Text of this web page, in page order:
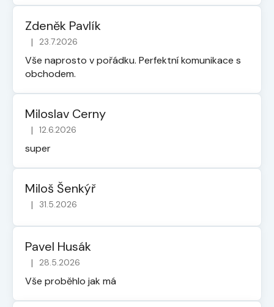
ý
u
Zdeněk Pavlík
Hodnocení obchodu je 5 z 5 hvězdiček.
| 23.7.2026
Vše naprosto v pořádku. Perfektní komunikace s
obchodem.
Miloslav Cerny
Hodnocení obchodu je 5 z 5 hvězdiček.
| 12.6.2026
super
Miloš Šenkýř
Hodnocení obchodu je 5 z 5 hvězdiček.
| 31.5.2026
Pavel Husák
Hodnocení obchodu je 5 z 5 hvězdiček.
| 28.5.2026
Vše proběhlo jak má